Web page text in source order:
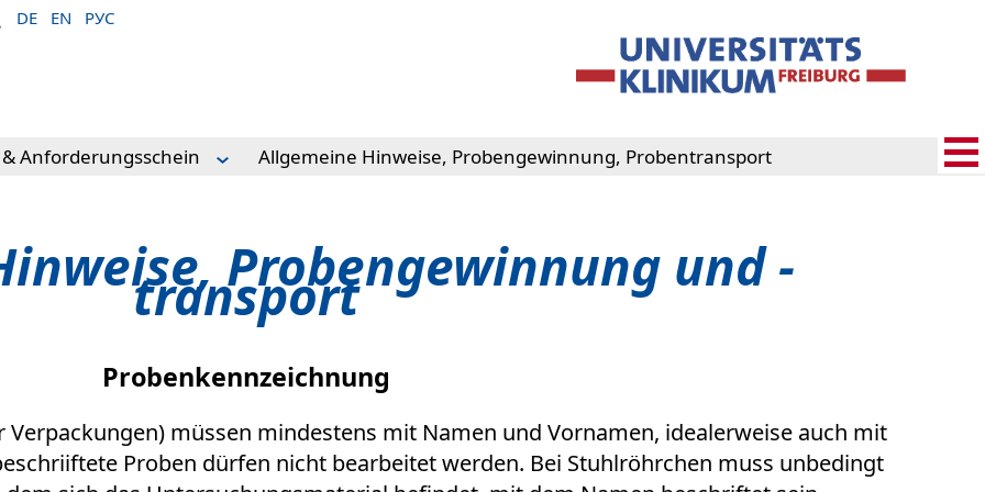
DE EN РУС
Anforderungsschein
Allgemeine Hinweise, Probengewinnung, Probentransport
Probengewinnung und -
transport
Probenkennzeichnung
müssen mindestens mit Namen und Vornamen, idealerweise auch mit
Proben dürfen nicht bearbeitet werden. Bei Stuhlröhrchen muss unbedingt